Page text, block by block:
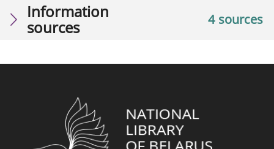
4 sources
Information
sources